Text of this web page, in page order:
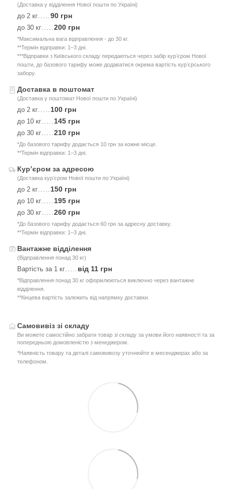
(Доставка у відділення Нової пошти по Україні)
до 2 кг 90 грн
до 30 кг 200 грн
*Максимальна вага відправлення - до 30 кг.
**Термін відправки: 1–3 дні.
***Відправки з Київського складу передаються через забір курʼєром Нової
пошти, до базового тарифу може додаватися окрема вартість курʼєрського
забору.
Доставка в поштомат
(Доставка у поштомат Нової пошти по Україні)
до 2 кг 100 грн
до 10 кг 145 грн
до 30 кг 210 грн
*До базового тарифу додається 10 грн за кожне місце.
**Термін відправки: 1–3 дні.
Курʼєром за адресою
(Доставка курʼєром Нової пошти по Україні)
до 2 кг 150 грн
до 10 кг 195 грн
до 30 кг 260 грн
*До базового тарифу додається 60 грн за адресну доставку.
**Термін відправки: 1–3 дні.
Вантажне відділення
(Відправлення понад 30 кг)
Вартість за 1 кг від 11 грн
*Відправлення понад 30 кг оформлюються виключно через вантажне
відділення.
**Кінцева вартість залежить від напрямку доставки.
Самовивіз зі складу
Ви можете самостійно забрати товар зі складу за умови його наявності та за
попередньою домовленістю з менеджером.
*Наявність товару та деталі самовивозу уточнюйте в месенджерах або за
телефоном.